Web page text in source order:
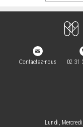
Contactez-nous 02 31
Lundi,